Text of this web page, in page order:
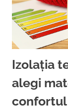
Izolația
alegi